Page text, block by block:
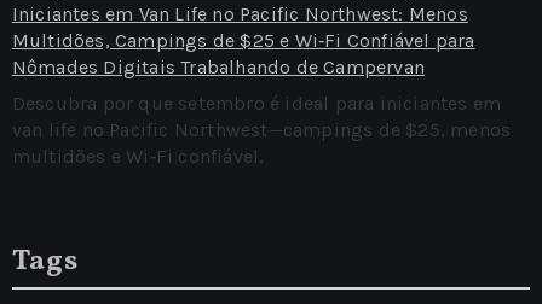
Iniciantes em Van Life no Pacific Northwest: Menos
Multidões, Campings de $25 e Wi‑Fi Confiável para
Nômades Digitais Trabalhando de Campervan
Descubra por que setembro é ideal para iniciantes em
van life no Pacific Northwest—campings de $25, menos
multidões e Wi‑Fi confiável.
Tags